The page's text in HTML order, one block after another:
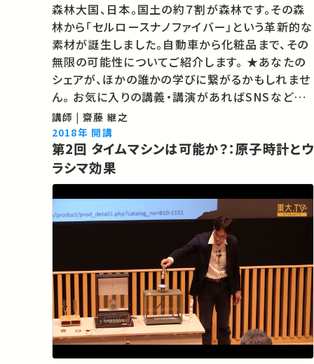
森林大国、日本。国土の約７割が森林です。その森
林から「セルロースナノファイバー」という革新的な
素材が誕生しました。自動車から化粧品まで、その
無限の可能性についてご紹介します。 ★あなたの
シェアが、ほかの誰かの学びに繋がるかもしれませ
ん。 お気に入りの講義・講演があればSNSなどで
シェアをお願いします。
講師 | 齋藤 継之
2018年 開講
第2回 タイムマシンは可能か？：原子時計とウ
ラシマ効果